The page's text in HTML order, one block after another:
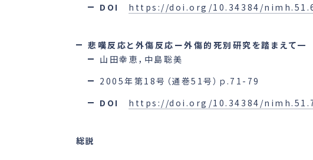
DOI https://doi.org/10.34384/
悲嘆反応と外傷反応ー外傷的死別研究を踏まえて一
山田幸恵，中島聡美
2005年第18号（通巻51号）ｐ.71-79
DOI https://doi.org/10.34384/
総説